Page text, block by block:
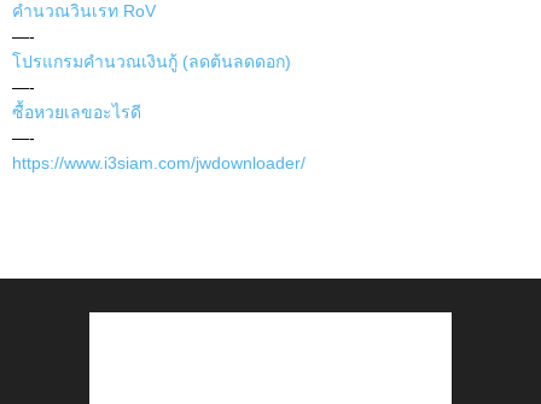
คำนวณวินเรท RoV
—-
โปรแกรมคำนวณเงินกู้ (ลดต้นลดดอก)
—-
ซื้อหวยเลขอะไรดี
—-
https://www.i3siam.com/jwdownloader/